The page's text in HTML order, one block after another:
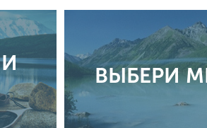
ВЫБЕРИ